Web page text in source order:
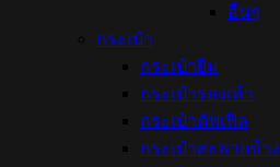
อื่นๆ
กระเป๋า
กระเป๋ายิม
กระเป๋ารองเท้า
กระเป๋าดัฟเฟิล
กระเป๋าสะพายข้าง